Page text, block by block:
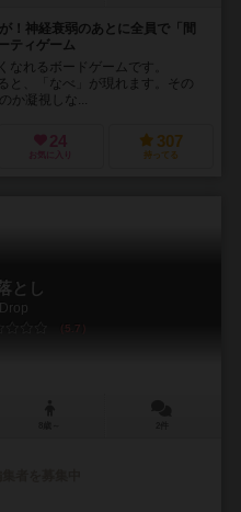
！神経衰弱のあとに全員で「間
ティゲーム
れるボードゲームです。
と、「なべ」が現れます。その
か凝視しな...
24
お気に入り
307
持ってる
とし
5.7